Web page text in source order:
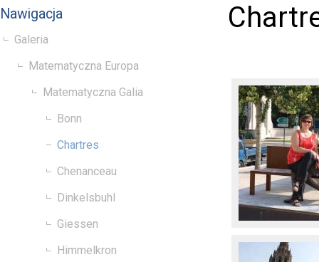
Nawigacja
Galeria
Matematyczna Europa
Matematyczna Galia
Bonn
Chartres
Chenanceau
Dinkelsbuhl
Giessen
Himmelkron